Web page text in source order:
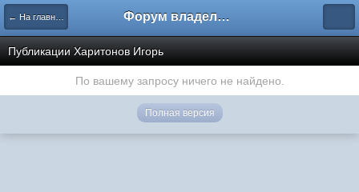
← На главную Форум владельцев интернет-магазинов
Публикации Харитонов Игорь
По вашему запросу ничего не найдено.
Полная версия